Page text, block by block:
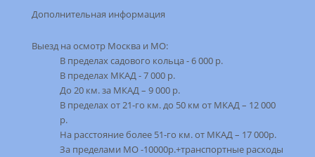
Дополнительная информация
Выезд на оcмотр Москва и МО:
В пределах садового кольца - 6 000 р.
В пределах МКАД - 7 000 р.
До 20 км. за МКАД – 9 000 р.
В пределах от 21-го км. до 50 км от МКАД – 12 000
р.
На расстояние более 51-го км. от МКАД – 17 000р.
За пределами МО -10000р.+транспортные расходы